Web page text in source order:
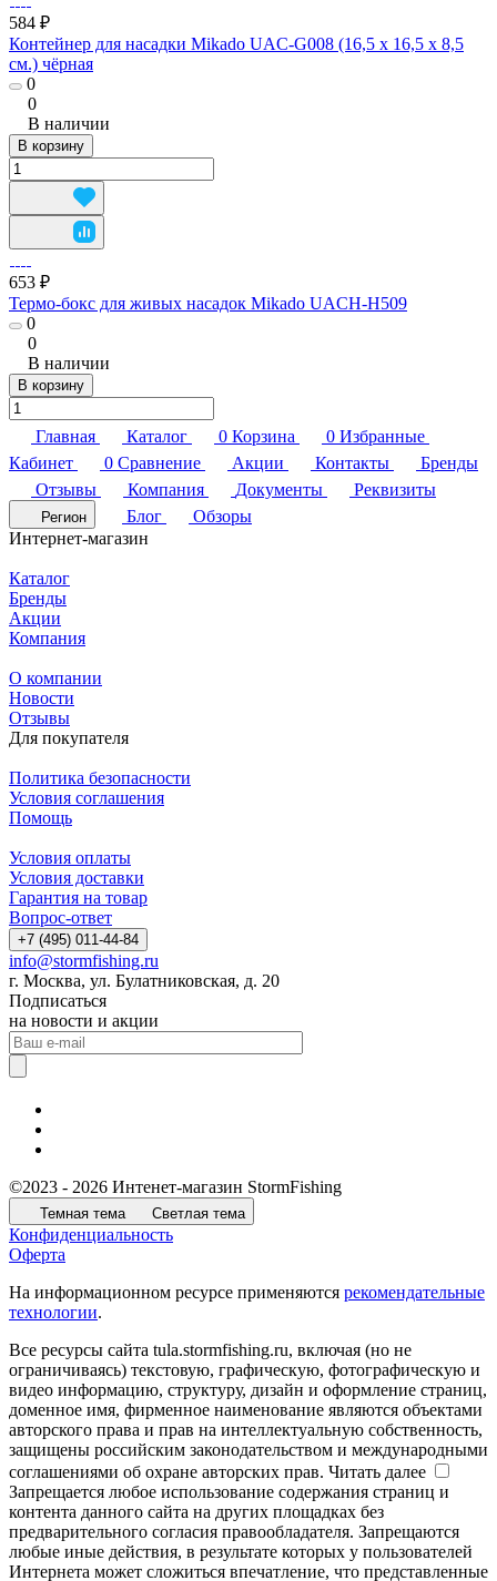
584 ₽
Контейнер для насадки Mikado UAC-G008 (16,5 x 16,5 x 8,5
см.) чёрная
0
0
В наличии
В корзину
653 ₽
Термо-бокс для живых насадок Mikado UACH-H509
0
0
В наличии
В корзину
Главная Каталог 0 Корзина 0 Избранные
Кабинет
0 Сравнение Акции Контакты
Бренды
Отзывы
Компания Документы Реквизиты
Регион Блог
Обзоры
Интернет-магазин
Каталог
Бренды
Акции
Компания
О компании
Новости
Отзывы
Для покупателя
Политика безопасности
Условия соглашения
Помощь
Условия оплаты
Условия доставки
Гарантия на товар
Вопрос-ответ
+7 (495) 011-44-84
info@stormfishing.ru
г. Москва, ул. Булатниковская, д. 20
Подписаться
на новости и акции
©2023 - 2026 Интенет-магазин StormFishing
Темная тема Светлая тема
Конфиденциальность
Оферта
На информационном ресурсе применяются рекомендательные
технологии.
Все ресурсы сайта tula.stormfishing.ru, включая (но не
ограничиваясь) текстовую, графическую, фотографическую и
видео информацию, структуру, дизайн и оформление страниц,
доменное имя, фирменное наименование являются объектами
авторского права и прав на интеллектуальную собственность,
защищены российским законодательством и международными
соглашениями об охране авторских прав. Читать далее
Запрещается любое использование содержания страниц и
контента данного сайта на других площадках без
предварительного согласия правообладателя. Запрещаются
любые иные действия, в результате которых у пользователей
Интернета может сложиться впечатление, что представленные